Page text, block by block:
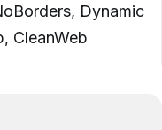
Dynamic
CleanWeb